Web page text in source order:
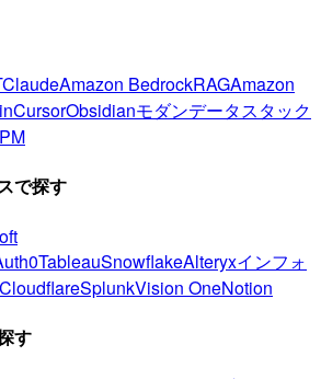
ClaudeAmazon BedrockRAGAmazon
CursorObsidianモダンデータスタック
PM
で探す
TableauSnowflakeAlteryxインフォ
CloudflareSplunkVision OneNotion
す